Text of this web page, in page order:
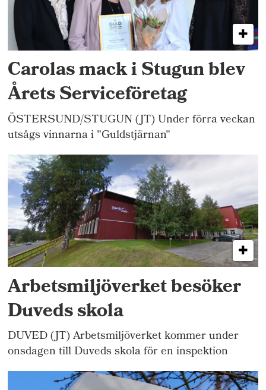
Carolas mack i Stugun blev
Årets Serviceföretag
ÖSTERSUND/STUGUN (JT) Under förra veckan
utsågs vinnarna i "Guldstjärnan"
Arbetsmiljöverket besöker
Duveds skola
DUVED (JT) Arbetsmiljöverket kommer under
onsdagen till Duveds skola för en inspektion